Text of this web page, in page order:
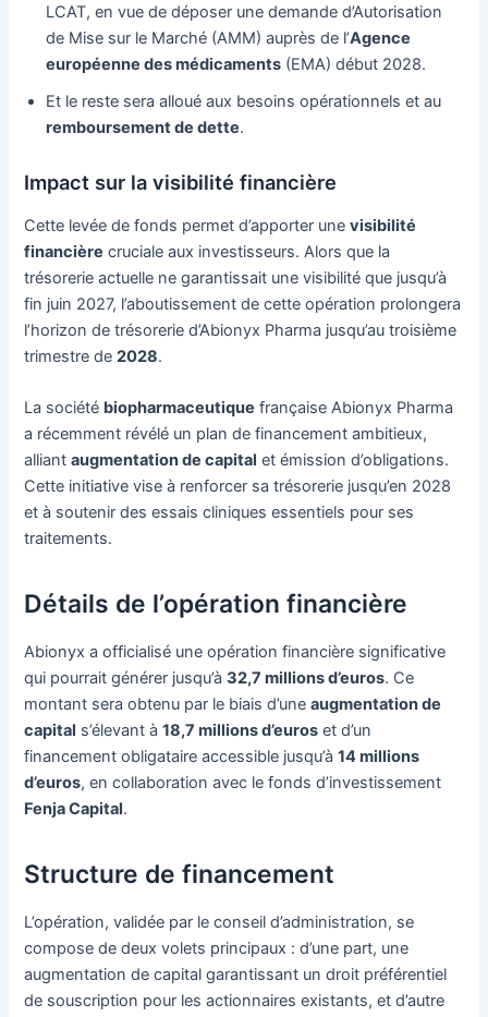
LCAT, en vue de déposer une demande d’Autorisation
de Mise sur le Marché (AMM) auprès de l’Agence
européenne des médicaments (EMA) début 2028.
Et le reste sera alloué aux besoins opérationnels et au
remboursement de dette.
Impact sur la visibilité financière
Cette levée de fonds permet d’apporter unevisibilité
financière cruciale aux investisseurs. Alors que la
trésorerie actuelle ne garantissait une visibilité que jusqu’à
fin juin 2027, l’aboutissement de cette opération prolongera
l’horizon de trésorerie d’Abionyx Pharma jusqu’au troisième
trimestre de2028.
La société biopharmaceutique française Abionyx Pharma
a récemment révélé un plan de financement ambitieux,
alliantaugmentation de capital et émission d’obligations.
Cette initiative vise à renforcer sa trésorerie jusqu’en 2028
et à soutenir des essais cliniques essentiels pour ses
traitements.
Détails de l’opération financière
Abionyx a officialisé une opération financière significative
qui pourrait générer jusqu’à32,7 millions d’euros. Ce
montant sera obtenu par le biais d’uneaugmentation de
capital s’élevant à18,7 millions d’euros et d’un
financement obligataire accessible jusqu’à14 millions
d’euros, en collaboration avec le fonds d’investissement
Fenja Capital.
Structure de financement
L’opération, validée par le conseil d’administration, se
compose de deux volets principaux : d’une part, une
augmentation de capital garantissant un droit préférentiel
de souscription pour les actionnaires existants, et d’autre